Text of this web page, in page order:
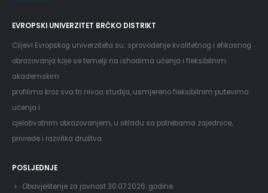
EVROPSKI UNIVERZITET BRČKO DISTRIKT
Ciljevi Evropskog univerziteta su: sprovođenje kvalitetnog i efikasnog
obrazovanja koje se temelji na ishodima učenja i fleksibilnim
akademskim
profilima kroz sva tri nivoa studija, usmjereno fleksibilnim putevima
učenja i
cjeloživotnim obrazovanjem, u skladu sa potrebama zajednice,
privrede i razvitka društva.
POSLJEDNJE
Obavještenje za javnost 30.07.2026. godine